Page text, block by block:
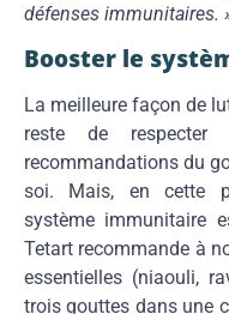
défenses immunitaires.
Booster le
La meilleure façon de
reste de
recommandations du
soi. Mais, en cette
système immunitaire
Tetart recommande à
essentielles (niaouli,
trois gouttes dans une